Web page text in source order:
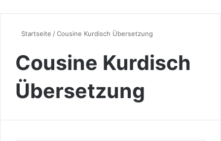
Startseite /Cousine Kurdisch Übersetzung
Cousine Kurdisch
Übersetzung